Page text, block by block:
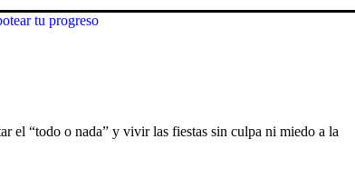
el “todo o nada” y vivir las fiestas sin culpa ni miedo a la